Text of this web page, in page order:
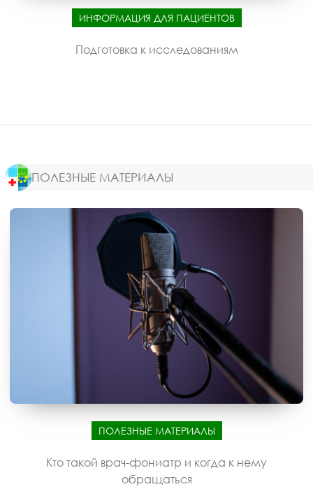
ИНФОРМАЦИЯ ДЛЯ ПАЦИЕНТОВ
Подготовка к исследованиям
ПОЛЕЗНЫЕ МАТЕРИАЛЫ
ПОЛЕЗНЫЕ МАТЕРИАЛЫ
Кто такой врач-фониатр и когда к нему
обращаться